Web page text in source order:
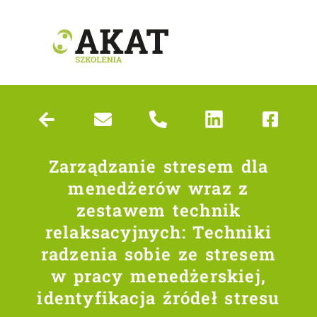
Zarządzanie stresem dla
menedżerów wraz z
zestawem technik
relaksacyjnych: Techniki
radzenia sobie ze stresem
w pracy menedżerskiej,
identyfikacja źródeł stresu